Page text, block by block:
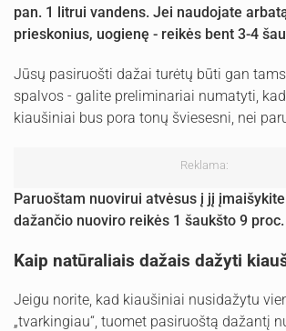
pan. 1 litrui vandens. Jei naudojate
prieskonius, uogienę - reikės bent 3-4
Jūsų pasiruošti dažai turėtų būti gan
spalvos - galite preliminariai numatyti,
kiaušiniai bus pora tonų šviesesni, nei
Reklama:
Paruoštam nuovirui atvėsus į jį
dažančio nuoviro reikės 1 šaukšto 9
Kaip natūraliais dažais dažyti
Jeigu norite, kad kiaušiniai nusidažytu
„tvarkingiau“, tuomet pasiruoštą dažantį